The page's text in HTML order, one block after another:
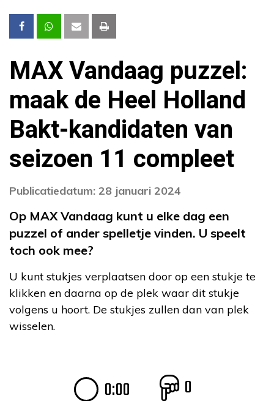
MAX Vandaag puzzel:
maak de Heel Holland
Bakt-kandidaten van
seizoen 11 compleet
Publicatiedatum: 28 januari 2024
Op MAX Vandaag kunt u elke dag een
puzzel of ander spelletje vinden. U speelt
toch ook mee?
U kunt stukjes verplaatsen door op een stukje te
klikken en daarna op de plek waar dit stukje
volgens u hoort. De stukjes zullen dan van plek
wisselen.